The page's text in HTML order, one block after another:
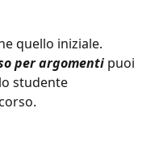
quello iniziale.
per argomenti puoi
studente